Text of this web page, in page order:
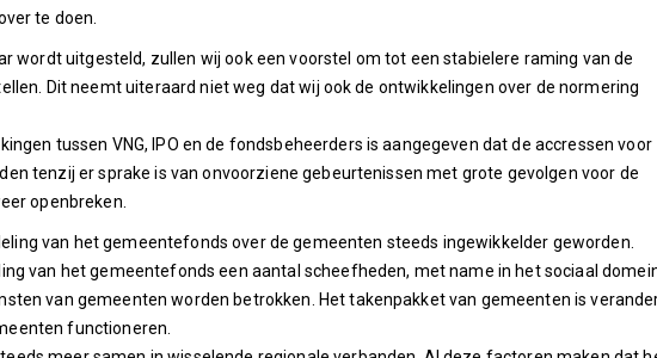
te doen.
wordt uitgesteld, zullen wij ook een voorstel om tot een stabielere raming van de
Dit neemt uiteraard niet weg dat wij ook de ontwikkelingen over de normering
tussen VNG, IPO en de fondsbeheerders is aangegeven dat de accressen voor
tenzij er sprake is van onvoorziene gebeurtenissen met grote gevolgen voor de
openbreken.
van het gemeentefonds over de gemeenten steeds ingewikkelder geworden.
van het gemeentefonds een aantal scheefheden, met name in het sociaal
van gemeenten worden betrokken. Het takenpakket van gemeenten is
functioneren.